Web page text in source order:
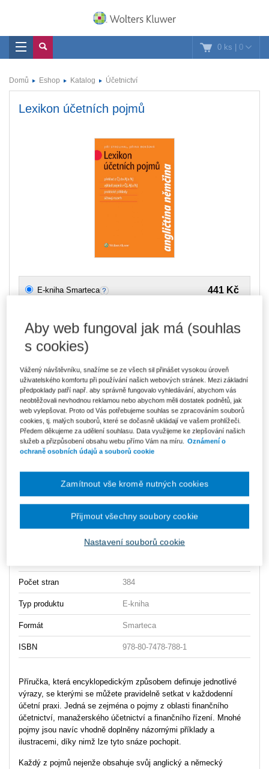
0 ks | 0
Domů Eshop Katalog Účetnictví
Lexikon účetních pojmů
441 Kč
E-kniha Smarteca
Upozorňujeme, že v období od 1.8. do 21.8. z technických
důvodů nemůžeme vystavovat daňové doklady. Budou vám
zaslány dodatečně e-mailem.
ks Vložit do košíku
Ceny jsou včetně DPH
Ke stažení
Obsah
Vydavatel Wolters Kluwer
Jiří Strouhal,Jiřina Bokšová
slovníky
Počet stran 384
Typ produktu E-kniha
Formát Smarteca
ISBN 978-80-7478-788-1
Příručka, která encyklopedickým způsobem definuje jednotlivé
výrazy, se kterými se můžete pravidelně setkat v každodenní
účetní praxi. Jedná se zejména o pojmy z oblasti finančního
účetnictví, manažerského účetnictví a finančního řízení. Mnohé
pojmy jsou navíc vhodně doplněny názornými příklady a
ilustracemi, díky nimž lze tyto snáze pochopit.
Každý z pojmů nejenže obsahuje svůj anglický a německý
Aby web fungoval jak má (souhlas
s cookies)
Vážený návštěvníku, snažíme se ze všech sil přinášet vysokou úroveň
uživatelského komfortu při používání našich webových stránek. Mezi základní
předpoklady patří např. aby správně fungovalo vyhledávání, abychom vás
neobtěžovali nevhodnou reklamou nebo abychom měli dostatek podnětů, jak
web vylepšovat. Proto od Vás potřebujeme souhlas se zpracováním souborů
cookies, tj. malých souborů, které se dočasně ukládají ve vašem prohlížeči.
Předem děkujeme za udělení souhlasu. Data využijeme ke zlepšování našich
služeb a přizpůsobení obsahu webu přímo Vám na míru. Oznámení o
ochraně osobních údajů a souborů cookie
Nastavení souborů cookie
Zamítnout vše kromě nutných cookies
Přijmout všechny soubory cookie